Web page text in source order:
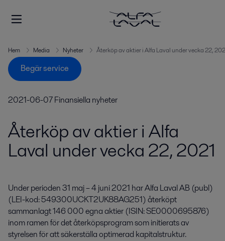
Hem Media Nyheter Återköp av aktier i Alfa Laval under vecka 22,
Begär service
2021-06-07Finansiella nyheter
Återköp av aktier i Alfa
Laval under vecka 22, 2021
Under perioden 31 maj – 4 juni 2021 har Alfa Laval AB (publ)
(LEI-kod: 549300UCKT2UK88AG251) återköpt
sammanlagt 146 000 egna aktier (ISIN: SE0000695876)
inom ramen för det återköpsprogram som initierats av
styrelsen för att säkerställa optimerad kapitalstruktur.